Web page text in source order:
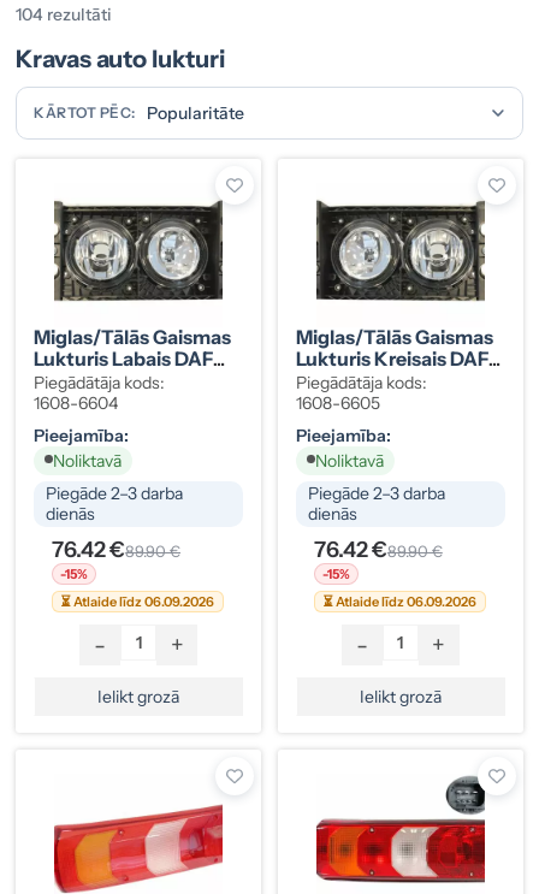
104 rezultāti
Kravas auto lukturi
KĀRTOT PĒC:
Miglas/tālās Gaismas
Lukturis Labais DAF
XF105 05-> 1660961
Piegādātāja kods:
1608-6604
Pieejamība:
Noliktavā
Piegāde 2–3 darba
dienās
76.42 €89.90 €
-15%
⏳ Atlaide līdz 06.09.2026
- +
Ielikt grozā
Miglas/tālās Gaismas
Lukturis Kreisais DAF
XF105 05->
Piegādātāja kods:
1608-6605
Pieejamība:
Noliktavā
Piegāde 2–3 darba
dienās
76.42 €89.90 €
-15%
⏳ Atlaide līdz 06.09.2026
- +
Ielikt grozā